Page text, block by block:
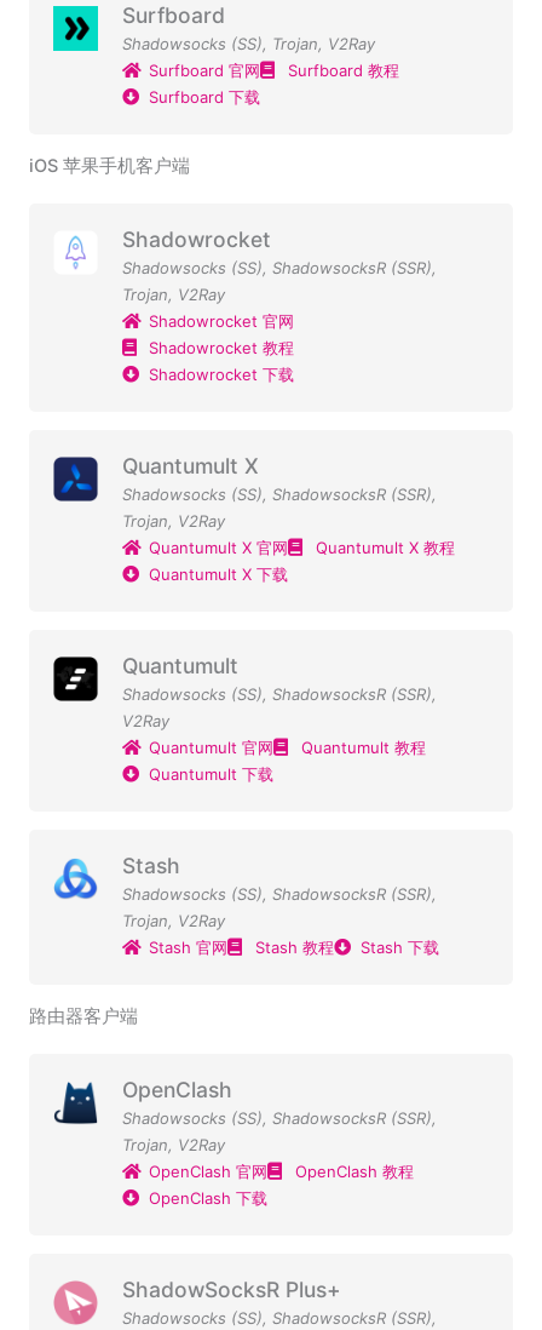
Surfboard
Shadowsocks (SS), Trojan, V2Ray
Surfboard 官网
Surfboard 教程
Surfboard 下载
iOS 苹果手机客户端
Shadowrocket
Shadowsocks (SS), ShadowsocksR (SSR),
Trojan, V2Ray
Shadowrocket 官网
Shadowrocket 教程
Shadowrocket 下载
Quantumult X
Shadowsocks (SS), ShadowsocksR (SSR),
Trojan, V2Ray
Quantumult X 官网
Quantumult X 教程
Quantumult X 下载
Quantumult
Shadowsocks (SS), ShadowsocksR (SSR),
V2Ray
Quantumult 官网
Quantumult 教程
Quantumult 下载
Stash
Shadowsocks (SS), ShadowsocksR (SSR),
Trojan, V2Ray
Stash 官网
Stash 教程 Stash 下载
路由器客户端
OpenClash
Shadowsocks (SS), ShadowsocksR (SSR),
Trojan, V2Ray
OpenClash 官网
OpenClash 教程
OpenClash 下载
ShadowSocksR Plus+
Shadowsocks (SS), ShadowsocksR (SSR),